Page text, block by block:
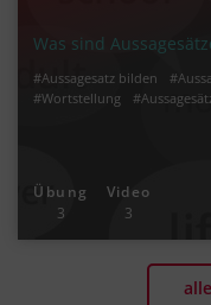
Was sind
#Aussagesatz bilden
#Wortstellung
Übung
3
Video
3